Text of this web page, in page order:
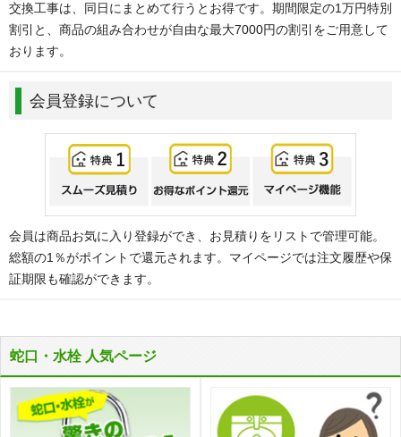
交換工事は、同日にまとめて行うとお得です。期間限定の1万円特別
割引と、商品の組み合わせが自由な最大7000円の割引をご用意して
おります。
会員登録について
会員は商品お気に入り登録ができ、お見積りをリストで管理可能。
総額の1％がポイントで還元されます。マイページでは注文履歴や保
証期限も確認ができます。
蛇口・水栓 人気ページ